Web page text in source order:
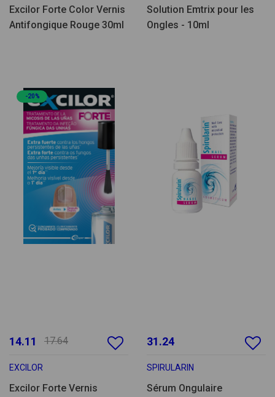
Excilor Forte Color Vernis
Antifongique Rouge 30ml
Solution Emtrix pour les
Ongles - 10ml
-20%
14.11 17.64
EXCILOR
Excilor Forte Vernis
31.24
SPIRULARIN
Sérum Ongulaire